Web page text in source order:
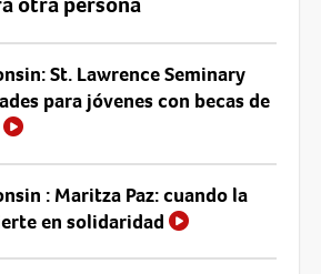
St. Lawrence Seminary
para jóvenes con becas de
: Maritza Paz: cuando la
en solidaridad